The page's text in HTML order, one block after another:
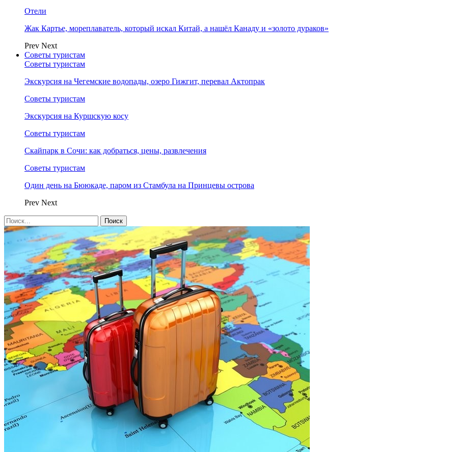
Отели
Жак Картье, мореплаватель, который искал Китай, а нашёл Канаду и «золото дураков»
Prev Next
Советы туристам
Советы туристам
Экскурсия на Чегемские водопады, озеро Гижгит, перевал Актопрак
Советы туристам
Экскурсия на Куршскую косу
Советы туристам
Скайпарк в Сочи: как добраться, цены, развлечения
Советы туристам
Один день на Бююкаде, паром из Стамбула на Принцевы острова
Prev Next